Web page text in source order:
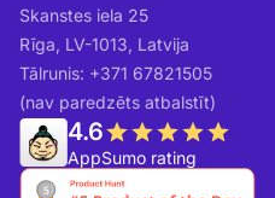
Skanstes iela 25
Rīga, LV-1013, Latvija
Tālrunis: +371 67821505
(nav paredzēts atbalstīt)
4.6
AppSumo rating